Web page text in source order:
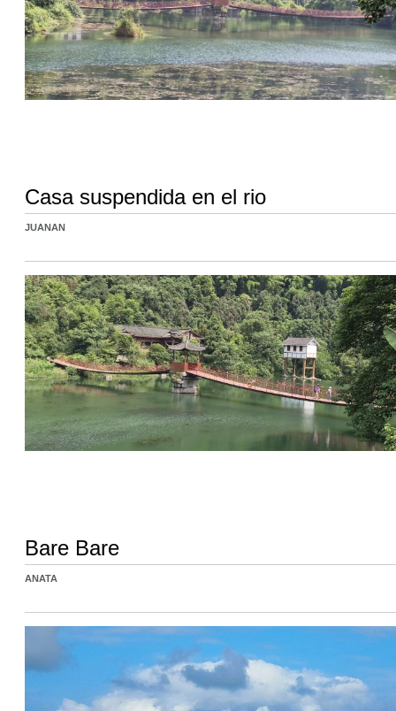
Casa suspendida en el rio
JUANAN
Bare Bare
ANATA